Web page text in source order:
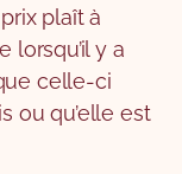
plaît à
lorsqu’il y a
celle-ci
ou qu’elle est